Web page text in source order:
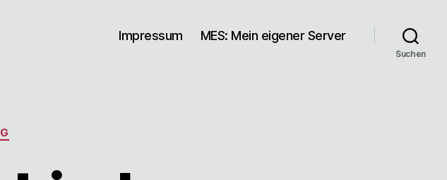
Impressum MES: Mein eigener Server
Suchen